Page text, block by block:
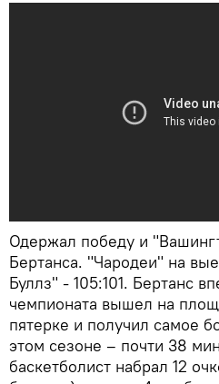
Одержал победу и
Бертанса. "Чародеи" на
Буллз" - 105:101. Бертанс
чемпионата вышел на
пятерке и получил самое
этом сезоне – почти 38
баскетболист набрал 12